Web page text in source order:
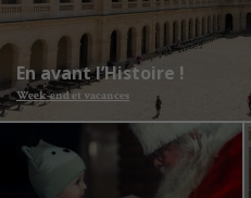
En avant l’Histoire !
Week-end et vacances